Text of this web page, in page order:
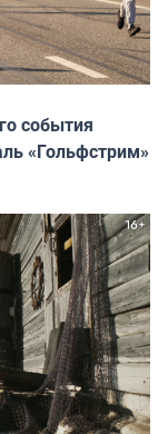
события
«Гольфстрим»